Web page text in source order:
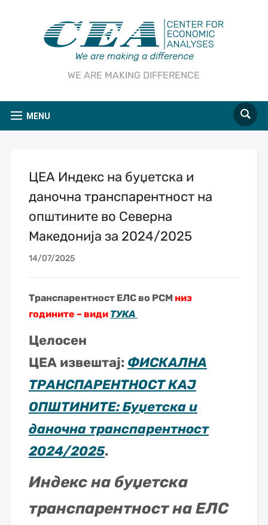
WE ARE MAKING DIFFERENCE
MENU
ЦЕА Индекс на буџетска и
даночна транспарентност на
општините во Северна
Македонија за 2024/2025
14/07/2025
Транспарентност ЕЛС во РСМ низ
годините – види ТУКА
Целосен
ЦЕА извештај: ФИСКАЛНА
ТРАНСПАРЕНТНОСТ КАЈ
ОПШТИНИТЕ: Буџетска и
даночна транспарентност
2024/2025.
Индекс на буџетска
транспарентност на ЕЛС